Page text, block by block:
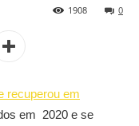
0
1908
recuperou em
em 2020 e se